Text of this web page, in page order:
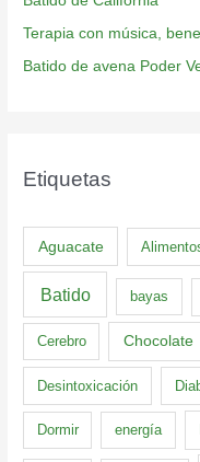
Terapia con música,
Batido de avena Poder
Etiquetas
Aguacate
Batido bayas
Cerebro Chocolate
Desintoxicación
Dormir energía